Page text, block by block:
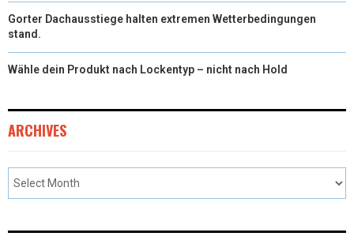
Gorter Dachausstiege halten extremen Wetterbedingungen
stand.
Wähle dein Produkt nach Lockentyp – nicht nach Hold
ARCHIVES